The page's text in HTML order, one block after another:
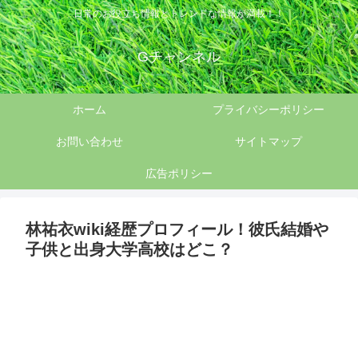
日常のお役立ち情報とトレンドな情報が満載！！
Gチャンネル
ホーム プライバシーポリシー
お問い合わせ サイトマップ
広告ポリシー
林祐衣wiki経歴プロフィール！彼氏結婚や
子供と出身大学高校はどこ？